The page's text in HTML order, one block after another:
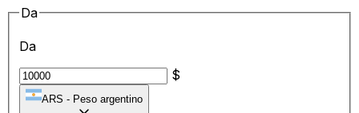
Da
Da
$
ARS - Peso argentino